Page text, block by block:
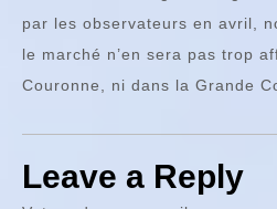
par les observateurs en avril,
le marché n’en sera pas trop
Couronne, ni dans la Grande
Leave a Reply